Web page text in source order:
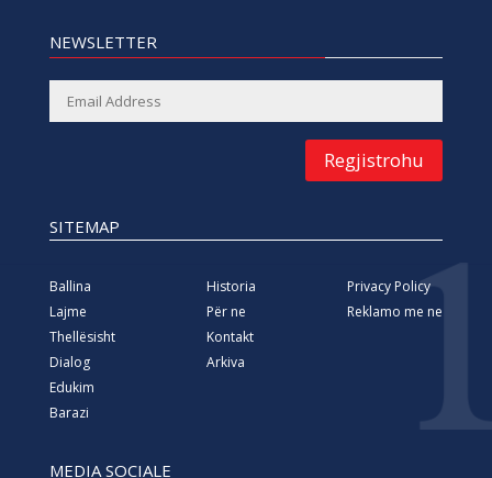
NEWSLETTER
Regjistrohu
SITEMAP
Ballina
Lajme
Thellësisht
Dialog
Edukim
Barazi
Historia
Për ne
Kontakt
Arkiva
Privacy Policy
Reklamo me ne
MEDIA SOCIALE